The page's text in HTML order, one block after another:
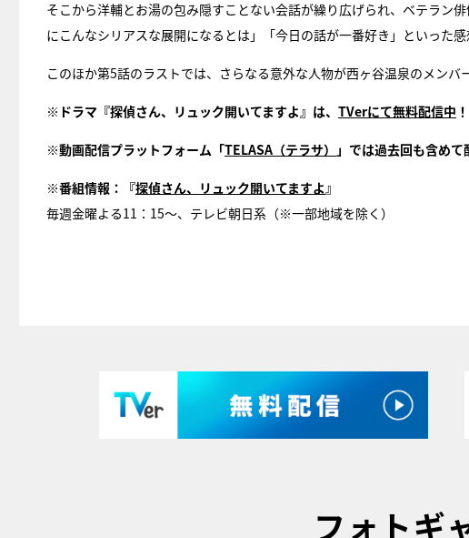
そこから洋輔とお湯の包み隠すことない会話が繰り広げられ、ベテラン
にこんなシリアスな展開になるとは」「今日の話が一番好き」といった感
このほか第5話のラストでは、さらなる意外な人物が西ヶ谷温泉のメン
※ドラマ『探偵さん、リュック開いてますよ』は、 TVerにて無料配信中
※動画配信プラットフォーム「TELASA（テラサ） 」では過去回も含めて
※番組情報：『探偵さん、リュック開いてますよ』
毎週金曜よる11：15～、テレビ朝日系（※一部地域を除く）
フォトギ